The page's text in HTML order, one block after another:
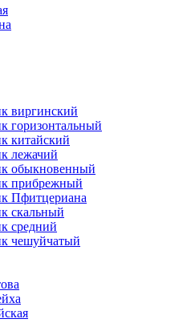
виргинский
горизонтальный
китайский
лежачий
обыкновенный
прибрежный
Пфитцериана
скальный
средний
чешуйчатый